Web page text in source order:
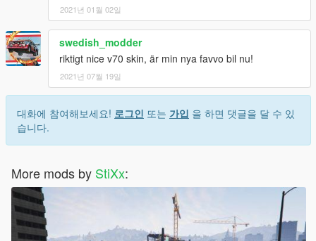
2021년 01월 02일
swedish_modder
riktigt nice v70 skin, är min nya favvo bil nu!
2021년 07월 19일
대화에 참여해보세요! 로그인 또는 가입 을 하면 댓글을 달 수 있
습니다.
More mods by StiXx: